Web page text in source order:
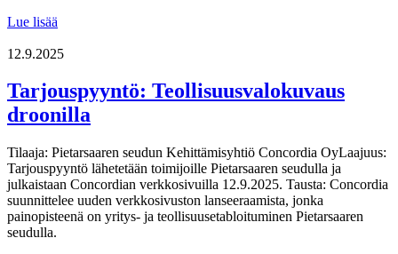
Lue lisää
ja
liiketoimintamahdollisuudet
herättivät
keskustelua
Yrittäjäkahvilla
12.9.2025
Tarjouspyyntö: Teollisuusvalokuvaus
droonilla
Tilaaja: Pietarsaaren seudun Kehittämisyhtiö Concordia OyLaajuus:
Tarjouspyyntö lähetetään toimijoille Pietarsaaren seudulla ja
julkaistaan Concordian verkkosivuilla 12.9.2025. Tausta: Concordia
suunnittelee uuden verkkosivuston lanseeraamista, jonka
painopisteenä on yritys- ja teollisuusetabloituminen Pietarsaaren
seudulla.